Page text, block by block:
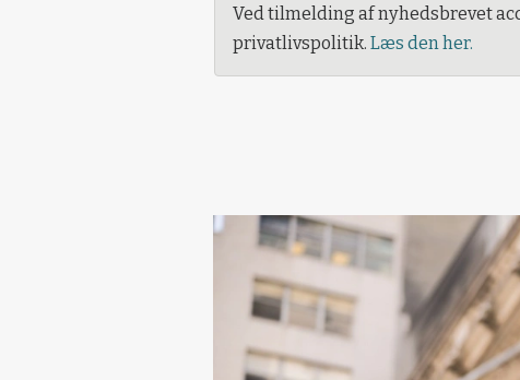
Ved tilmelding af nyhedsbrevet
privatlivspolitik. Læs den her.